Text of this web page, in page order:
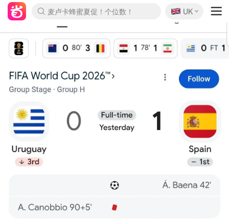
麦卢卡蜂蜜夏促！个位数！
Prada/Miu 4.8折！
啥？必胜客披萨5折！
🇬🇧
UK